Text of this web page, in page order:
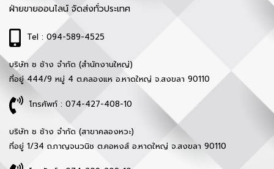
ฝ่ายขายออนไลน์ จัดส่งทั่วประเทศ
Tel : 094-589-4525
บริษัท ช ช้าง จำกัด (สำนักงานใหญ่)
ที่อยู่ 444/9 หมู่ 4 ต.คลองแห อ.หาดใหญ่ จ.สงขลา 90110
โทรศัพท์ : 074-427-408-10
บริษัท ช ช้าง จำกัด (สาขาคลองหวะ)
ที่อยู่ 1/34 ถ.กาญจนวนิช ต.คอหงส์ อ.หาดใหญ่ จ.สงขลา 90110